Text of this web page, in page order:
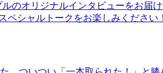
のオリジナルインタビューをお届
ペシャルトークをお楽しみください！